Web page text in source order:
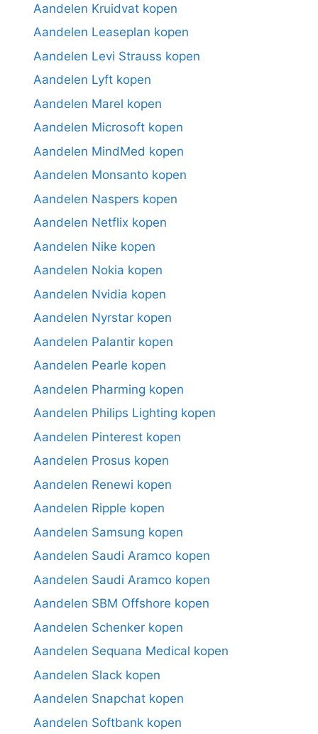
Aandelen Kruidvat kopen
Aandelen Leaseplan kopen
Aandelen Levi Strauss kopen
Aandelen Lyft kopen
Aandelen Marel kopen
Aandelen Microsoft kopen
Aandelen MindMed kopen
Aandelen Monsanto kopen
Aandelen Naspers kopen
Aandelen Netflix kopen
Aandelen Nike kopen
Aandelen Nokia kopen
Aandelen Nvidia kopen
Aandelen Nyrstar kopen
Aandelen Palantir kopen
Aandelen Pearle kopen
Aandelen Pharming kopen
Aandelen Philips Lighting kopen
Aandelen Pinterest kopen
Aandelen Prosus kopen
Aandelen Renewi kopen
Aandelen Ripple kopen
Aandelen Samsung kopen
Aandelen Saudi Aramco kopen
Aandelen Saudi Aramco kopen
Aandelen SBM Offshore kopen
Aandelen Schenker kopen
Aandelen Sequana Medical kopen
Aandelen Slack kopen
Aandelen Snapchat kopen
Aandelen Softbank kopen